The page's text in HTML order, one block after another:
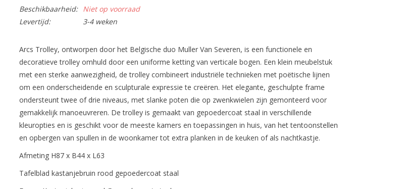
Beschikbaarheid:
Niet op voorraad
Levertijd:
3-4 weken
Arcs Trolley, ontworpen door het Belgische duo Muller Van Severen, is een functionele en
decoratieve trolley omhuld door een uniforme ketting van verticale bogen. Een klein meubelstuk
met een sterke aanwezigheid, de trolley combineert industriële technieken met poëtische lijnen
om een onderscheidende en sculpturale expressie te creëren. Het elegante, geschulpte frame
ondersteunt twee of drie niveaus, met slanke poten die op zwenkwielen zijn gemonteerd voor
gemakkelijk manoeuvreren. De trolley is gemaakt van gepoedercoat staal in verschillende
kleuropties en is geschikt voor de meeste kamers en toepassingen in huis, van het tentoonstellen
en opbergen van spullen in de woonkamer tot extra planken in de keuken of als nachtkastje.
Afmeting H87 x B44 x L63
Tafelblad kastanjebruin rood gepoedercoat staal